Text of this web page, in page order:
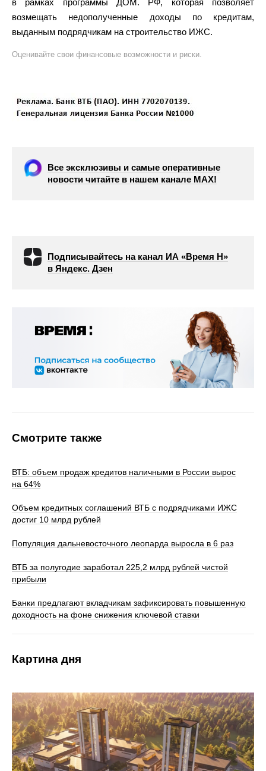
в рамках программы ДОМ. РФ, которая позволяет
возмещать недополученные доходы по кредитам,
выданным подрядчикам на строительство ИЖС.
Оценивайте свои финансовые возможности и риски.
Все эксклюзивы и самые оперативные
новости читайте в нашем канале МАХ!
Подписывайтесь на канал ИА «Время Н»
в Яндекс. Дзен
Смотрите также
ВТБ: объем продаж кредитов наличными в России вырос
на 64%
Объем кредитных соглашений ВТБ с подрядчиками ИЖС
достиг 10 млрд рублей
Популяция дальневосточного леопарда выросла в 6 раз
ВТБ за полугодие заработал 225,2 млрд рублей чистой
прибыли
Банки предлагают вкладчикам зафиксировать повышенную
доходность на фоне снижения ключевой ставки
Картина дня